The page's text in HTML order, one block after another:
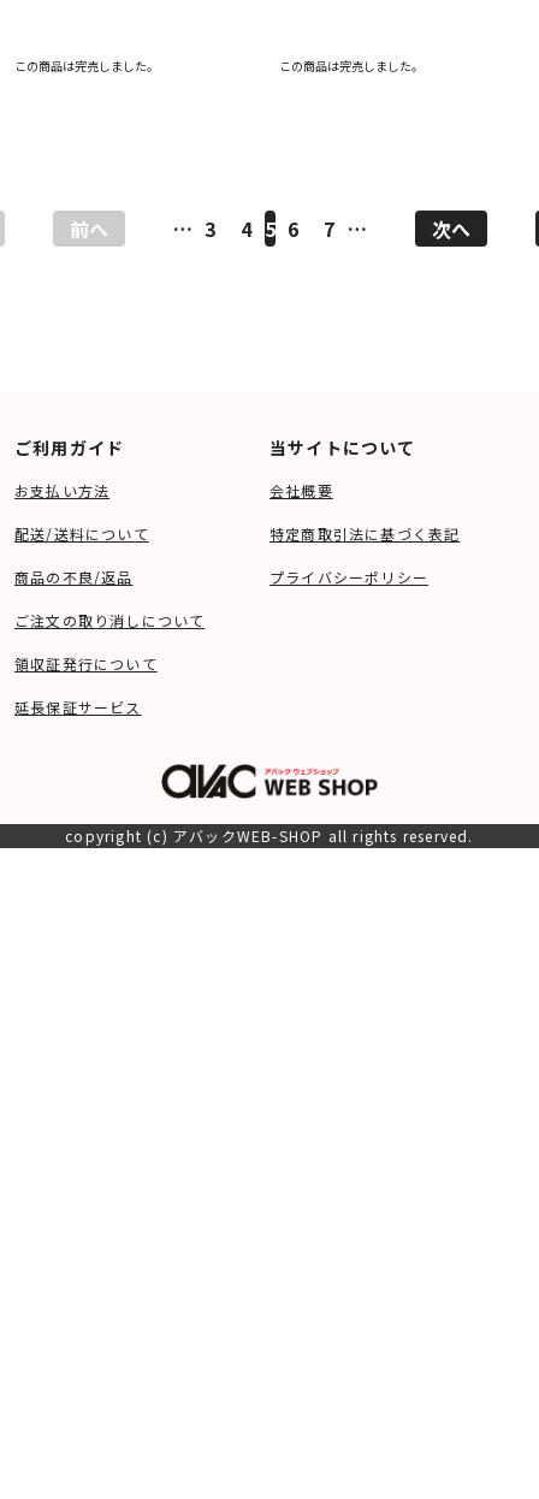
この商品は完売しました。 この商品は完売しました。
前へ … 3 4 5 6 7 … 次へ
ご利用ガイド
お支払い方法
配送/送料について
商品の不良/返品
ご注文の取り消しについて
領収証発行について
延長保証サービス
当サイトについて
会社概要
特定商取引法に基づく表記
プライバシーポリシー
copyright (c) アバックWEB-SHOP all rights reserved.